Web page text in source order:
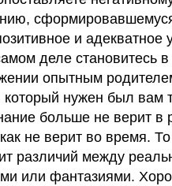
и адекватное
деле становитесь
опытным
который нужен был вам
больше не верит в
не верит во время.
различий между
или фанта­зиями.